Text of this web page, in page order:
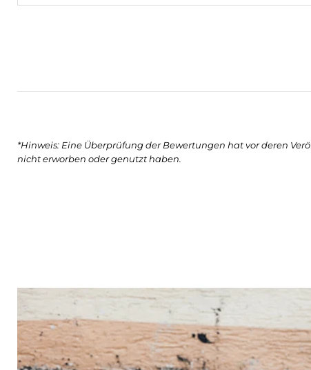
*Hinweis: Eine Überprüfung der Bewertungen hat vor deren
nicht erworben oder genutzt haben.